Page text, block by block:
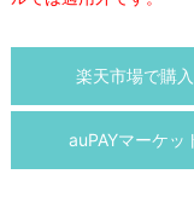
楽天市場で購入
auPAYマーケッ